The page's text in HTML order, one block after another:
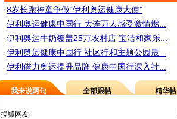
·8岁长跑神童争做“伊利奥运健康大使”
·伊利奥运健康中国行 大连万人感受激情燃...
·伊利奥运牛奶覆盖25万农村店 宝洁和家乐...
·伊利奥运健康中国行 社区行和主题公园最...
·伊利借力奥运提升品牌 健康中国行深入社...
我来说两句 全部跟帖 精华帖